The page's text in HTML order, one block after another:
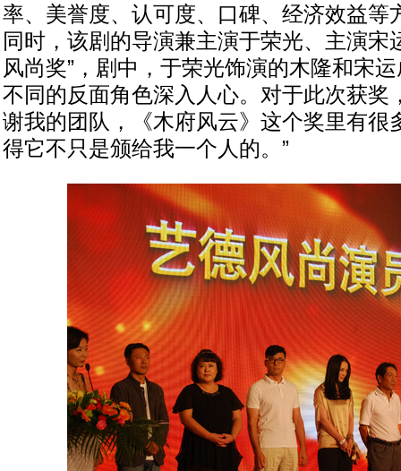
率、美誉度、认可度、口碑、经济效益等
同时，该剧的导演兼主演于荣光、主演宋
风尚奖”，剧中，于荣光饰演的木隆和宋
不同的反面角色深入人心。对于此次获奖
谢我的团队，《木府风云》这个奖里有很
得它不只是颁给我一个人的。”